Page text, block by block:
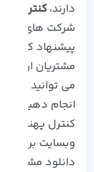
دارند،کنترل و
شرکت های
پیشنهاد کنترل
مشتریان ارائه
می توانید به
انجام دهید.
کنترل پهنای
وبسایت برای
دانلود